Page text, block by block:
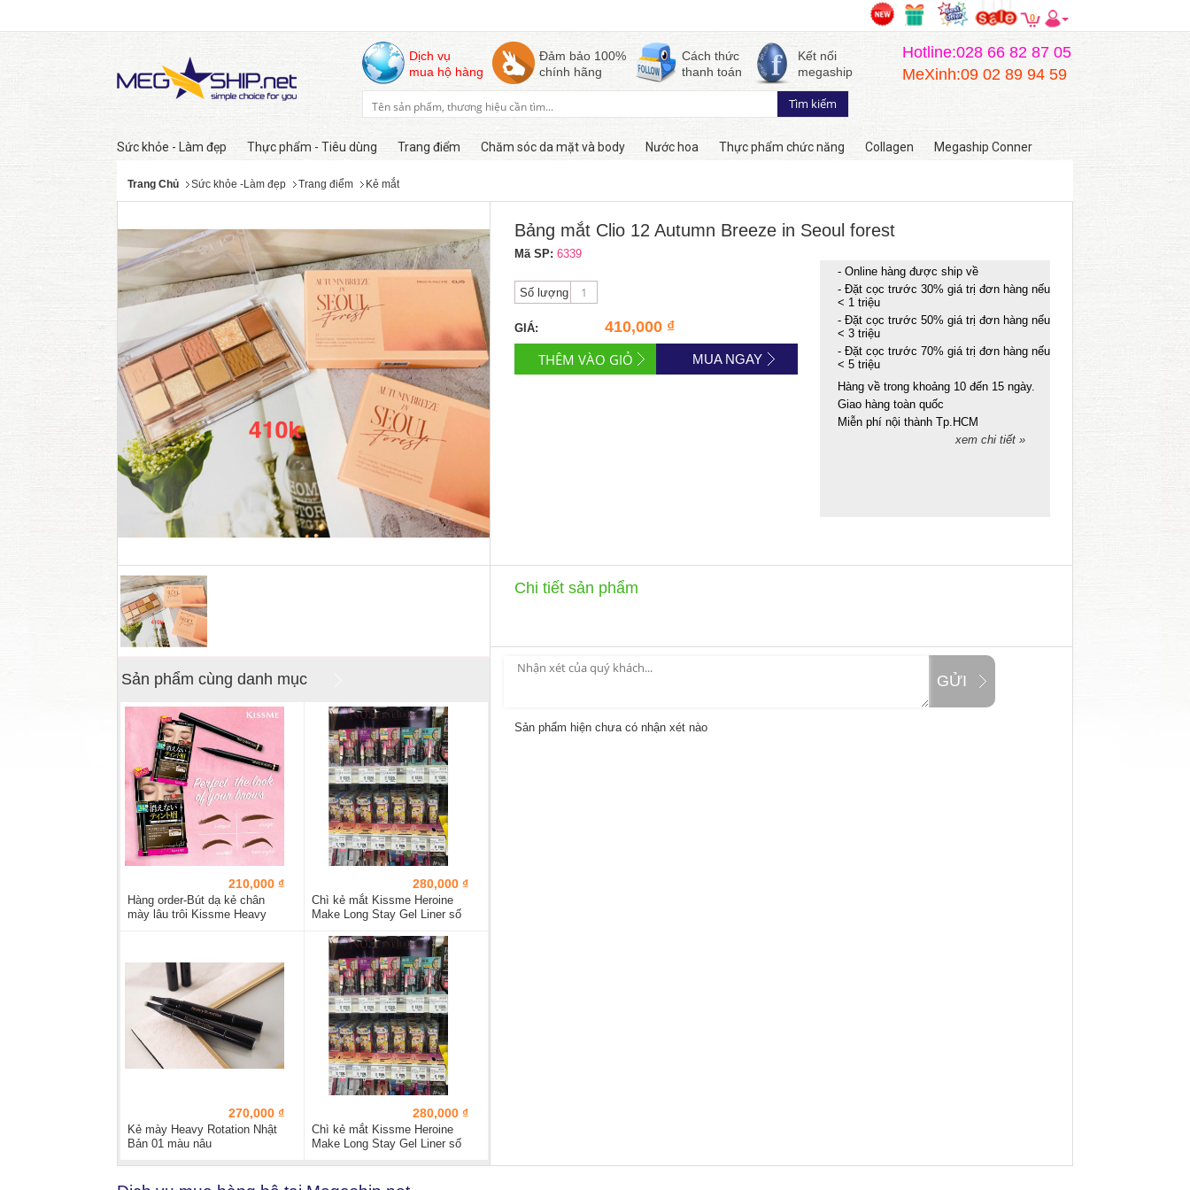
0
Dịch vụ
mua hộ hàng
Đảm bảo 100%
chính hãng
Cách thức
thanh toán
Kết nối
megaship
Hotline:028 66 82 87 05
MeXinh:09 02 89 94 59
Sức khỏe - Làm đẹp Thực phẩm - Tiêu dùng Trang điểm Chăm sóc da mặt và body Nước hoa Thực phẩm chức năng Collagen Megaship Conner
Trang Chủ Sức khỏe -Làm đẹp Trang điểm Kẻ mắt
Hàng online
Sản phẩm cùng danh mục
210,000 ₫
Hàng order-Bút dạ kẻ chân
mày lâu trôi Kissme Heavy
280,000 ₫
Chì kẻ mắt Kissme Heroine
Make Long Stay Gel Liner số
270,000 ₫
Kẻ mày Heavy Rotation Nhật
Bản 01 màu nâu
280,000 ₫
Chì kẻ mắt Kissme Heroine
Make Long Stay Gel Liner số
Bảng mắt Clio 12 Autumn Breeze in Seoul forest
Mã SP: 6339
Số lượng
GIÁ: 410,000 ₫
MUA NGAY
- Online hàng được ship về
- Đặt cọc trước 30% giá trị đơn hàng nếu
< 1 triệu
- Đặt cọc trước 50% giá trị đơn hàng nếu
< 3 triệu
- Đặt cọc trước 70% giá trị đơn hàng nếu
< 5 triệu
Hàng về trong khoảng 10 đến 15 ngày.
Giao hàng toàn quốc
Miễn phí nội thành Tp.HCM
xem chi tiết »
Chi tiết sản phẩm
GỬI
Sản phẩm hiện chưa có nhận xét nào